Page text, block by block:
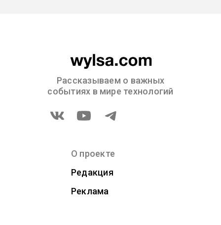
Рассказываем о важных
событиях в мире технологий
О проекте
Редакция
Реклама